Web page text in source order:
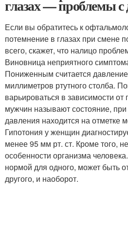
глазах — проблемы с
Если вы обратитесь к
потемнение в глазах при смене
всего, скажет, что налицо
Виновница неприятного
Пониженным считается
миллиметров ртутного столба.
варьироваться в зависимости от
мужчин называют состояние,
давления находится на отметке
Гипотония у женщин
менее 95 мм рт. ст. Кроме того,
особенности организма
нормой для одного, может быть
другого, и наоборот.